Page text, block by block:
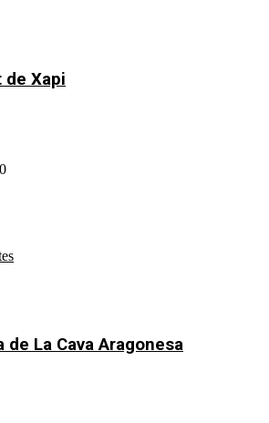
de Xapi
de La Cava Aragonesa